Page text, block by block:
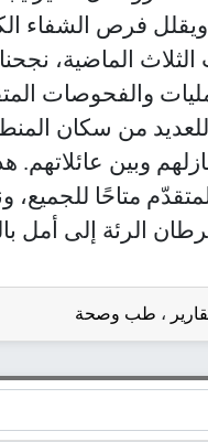
فرص الشفاء
الماضية،
والفحوصات
للعديد من سكان
وبين عائلاتهم.
متاحًا للجميع،
الرئة إلى أمل
، طب وصحة